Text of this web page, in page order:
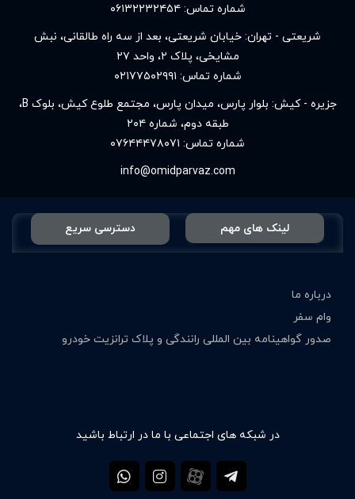
شماره تماس:۰۶۱۳۲۲۳۲۴۵۴
شریعتی - تهران: خیابان شریعتی، بعد از سه راه طالقانی، نبش
مشایخی، پلاک ۲، واحد ۲۷
شماره تماس: ۰۲۱۷۷۵۰۲۹۹۱
جزیره - کیش: بلوار پارس، میدان پارس، مجتمع طلوع کیش، بلوک B،
طبقه دوم، شماره ۲۰۴
شماره تماس: ۰۷۶۴۴۴۷۸۰۷۱
info@omidparvaz.com
لینک های مهم دسترسی سریع
درباره ما
وام سفر
صدور گواهینامه بین المللی رانندگی و پلاک ترانزیت خودرو
در شبکه های اجتماعی با ما در ارتباط باشید